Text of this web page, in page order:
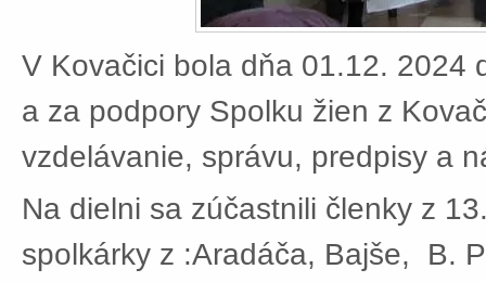
V Kovačici bola dňa 01.12. 2024
a za podpory Spolku žien z
vzdelávanie, správu, predpisy a
Na dielni sa zúčastnili členky z
spolkárky z :Aradáča, Bajše, B.